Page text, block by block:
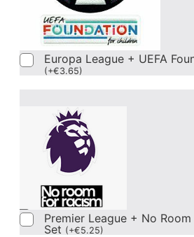
Europa League + UEFA
(+€3.65)
Premier League + No
Set (+€5.25)